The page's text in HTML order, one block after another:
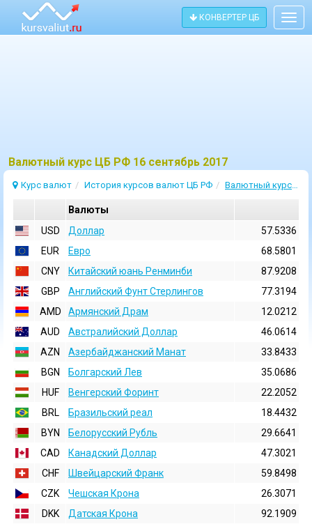
КОНВЕРТЕР ЦБ
Bалютный курс ЦБ РФ 16 сентябрь 2017
Курс валют История курсов валют ЦБ РФ Валютный курс 16 Сентябрь 2017
Валюты
USD
Доллар
57.5336
EUR
Евро
68.5801
CNY
Китайский юань Ренминби
87.9208
GBP
Английский Фунт Стерлингов
77.3194
AMD
Армянский Драм
12.0212
AUD
Австралийский Доллар
46.0614
AZN
Азербайджанский Манат
33.8433
BGN
Болгарский Лев
35.0686
HUF
Венгерский Форинт
22.2052
BRL
Бразильский реал
18.4432
BYN
Белорусский Рубль
29.6641
CAD
Канадский Доллар
47.3021
CHF
Швейцарский Франк
59.8498
CZK
Чешская Крона
26.3071
DKK
Датская Крона
92.1909